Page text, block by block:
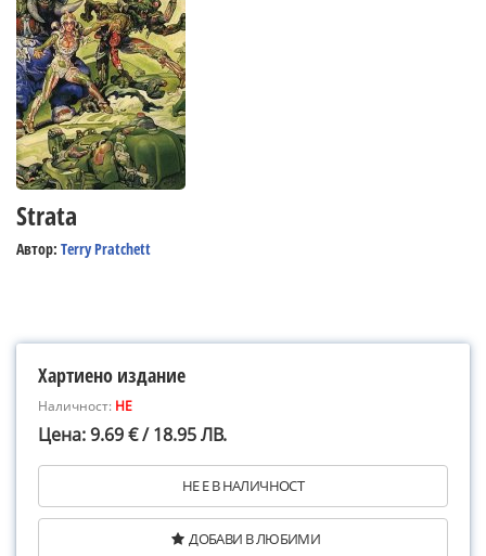
Strata
Автор: Terry Pratchett
Хартиено издание
Наличност: НЕ
Цена: 9.69 € / 18.95 ЛВ.
НЕ Е В НАЛИЧНОСТ
ДОБАВИ В ЛЮБИМИ